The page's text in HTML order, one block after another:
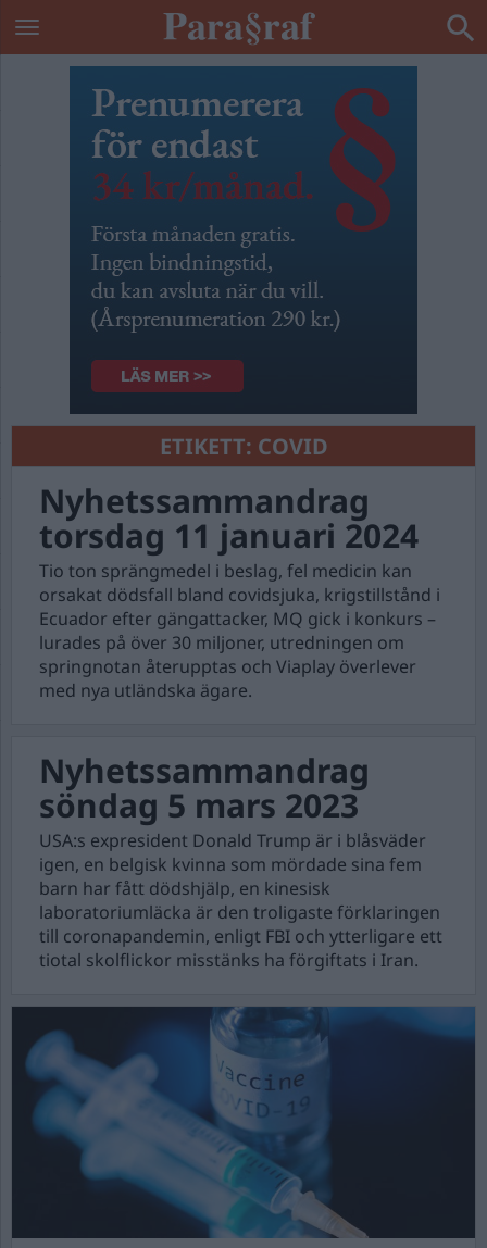
ETIKETT: COVID
Nyhetssammandrag
torsdag 11 januari 2024
Tio ton sprängmedel i beslag, fel medicin kan
orsakat dödsfall bland covidsjuka, krigstillstånd i
Ecuador efter gängattacker, MQ gick i konkurs –
lurades på över 30 miljoner, utredningen om
springnotan återupptas och Viaplay överlever
med nya utländska ägare.
Nyhetssammandrag
söndag 5 mars 2023
USA:s expresident Donald Trump är i blåsväder
igen, en belgisk kvinna som mördade sina fem
barn har fått dödshjälp, en kinesisk
laboratoriumläcka är den troligaste förklaringen
till coronapandemin, enligt FBI och ytterligare ett
tiotal skolflickor misstänks ha förgiftats i Iran.